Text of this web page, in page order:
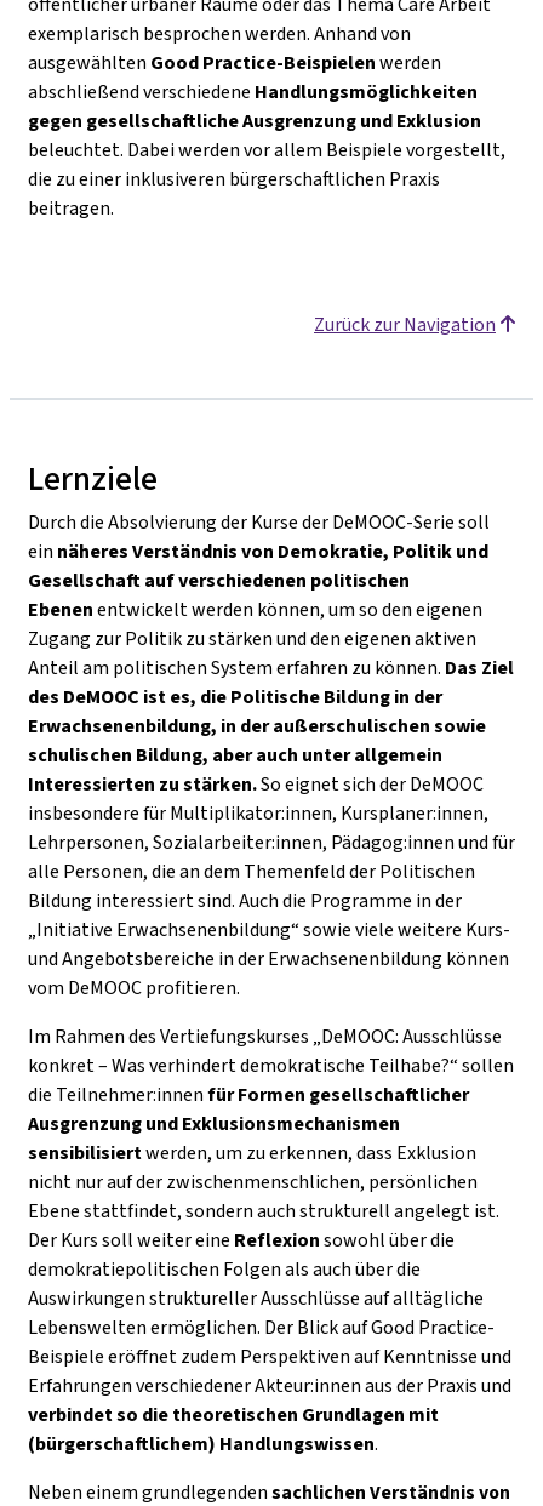
exemplarisch besprochen werden. Anhand von
ausgewählten Good Practice-Beispielenwerden
abschließend verschiedene Handlungsmöglichkeiten
gegen gesellschaftliche Ausgrenzung und Exklusion
beleuchtet. Dabei werden vor allem Beispiele vorgestellt,
die zu einer inklusiveren bürgerschaftlichen Praxis
beitragen.
Zurück zur Navigation
Lernziele
Durch die Absolvierung der Kurse der DeMOOC-Serie soll
ein näheres Verständnis von Demokratie, Politik und
Gesellschaft auf verschiedenen politischen
Ebenenentwickelt werden können, um so den eigenen
Zugang zur Politik zu stärken und den eigenen aktiven
Anteil am politischen System erfahren zu können. Das Ziel
des DeMOOC ist es, die Politische Bildung in der
Erwachsenenbildung, in der außerschulischen sowie
schulischen Bildung, aber auch unter allgemein
Interessierten zu stärken.So eignet sich der DeMOOC
insbesondere für Multiplikator:innen, Kursplaner:innen,
Lehrpersonen, Sozialarbeiter:innen, Pädagog:innen und für
alle Personen, die an dem Themenfeld der Politischen
Bildung interessiert sind. Auch die Programme in der
„Initiative Erwachsenenbildung“ sowie viele weitere Kurs-
und Angebotsbereiche in der Erwachsenenbildung können
vom DeMOOC profitieren.
Im Rahmen des Vertiefungskurses „DeMOOC: Ausschlüsse
konkret – Was verhindert demokratische Teilhabe?“ sollen
die Teilnehmer:innenfür Formen gesellschaftlicher
Ausgrenzung und Exklusionsmechanismen
sensibilisiertwerden, um zu erkennen, dass Exklusion
nicht nur auf der zwischenmenschlichen, persönlichen
Ebene stattfindet, sondern auch strukturell angelegt ist.
Der Kurs soll weiter eine Reflexionsowohl über die
demokratiepolitischen Folgen als auch über die
Auswirkungen struktureller Ausschlüsse auf alltägliche
Lebenswelten ermöglichen. Der Blick auf Good Practice-
Beispiele eröffnet zudem Perspektiven auf Kenntnisse und
Erfahrungen verschiedener Akteur:innen aus der Praxis und
verbindet so die theoretischen Grundlagen mit
(bürgerschaftlichem) Handlungswissen.
Neben einem grundlegendensachlichen Verständnis von